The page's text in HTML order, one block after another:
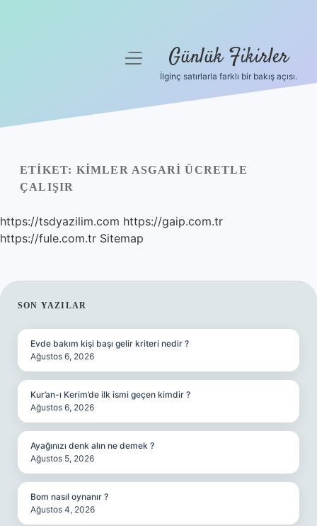
Yasal Uyarı
menüyü Günlük Fikirler
İlginç satırlarla farklı bir bakış açısı.
ETIKET: KIMLER ASGARI ÜCRETLE
ÇALIŞIR
https://tsdyazilim.com https://gaip.com.tr
https://fule.com.tr Sitemap
SIDEBAR
SON YAZILAR
Evde bakım kişi başı gelir kriteri nedir ?
Ağustos 6, 2026
Kur’an-ı Kerim’de ilk ismi geçen kimdir ?
Ağustos 6, 2026
Ayağınızı denk alın ne demek ?
Ağustos 5, 2026
Bom nasıl oynanır ?
Ağustos 4, 2026